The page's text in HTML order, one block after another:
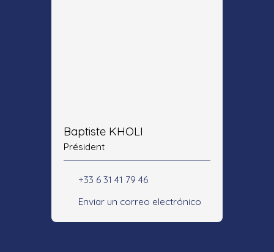
Baptiste KHOLI
Président
+33 6 31 41 79 46
Enviar un correo electrónico